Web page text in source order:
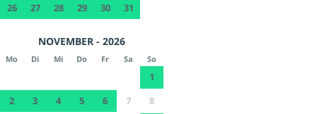
26
27 28 29 30 31
NOVEMBER - 2026
Mo Di Mi Do Fr Sa So
1
2
3 4 5 6 7
8